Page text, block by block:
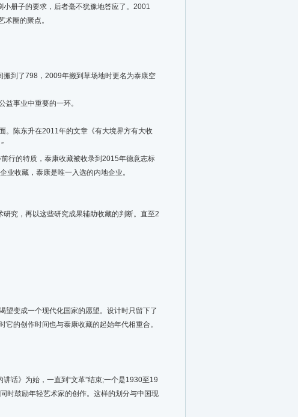
册子的要求，后者毫不犹豫地答应了。2001
圈的聚点。
到了798，2009年搬到草场地时更名为泰康空
事业中重要的一环。
陈东升在2011年的文章《有大境界方有大收
行的特质，泰康收藏被收录到2015年德意志标
收藏，泰康是唯一入选的内地企业。
究，再以这些研究成果辅助收藏的判断。直至2
变成一个现代化国家的愿望。设计时只留下了
的创作时间也与泰康收藏的起始年代相重合。
话》为始，一直到“文革”结束;一个是1930至19
时鼓励年轻艺术家的创作。这样的划分与中国现